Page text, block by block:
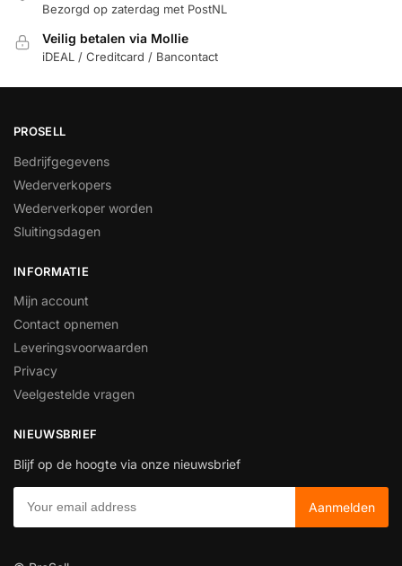
Bezorgd op zaterdag met PostNL
Veilig betalen via Mollie
iDEAL / Creditcard / Bancontact
PROSELL
Bedrijfgegevens
Wederverkopers
Wederverkoper worden
Sluitingsdagen
INFORMATIE
Mijn account
Contact opnemen
Leveringsvoorwaarden
Privacy
Veelgestelde vragen
NIEUWSBRIEF
Blijf op de hoogte via onze nieuwsbrief